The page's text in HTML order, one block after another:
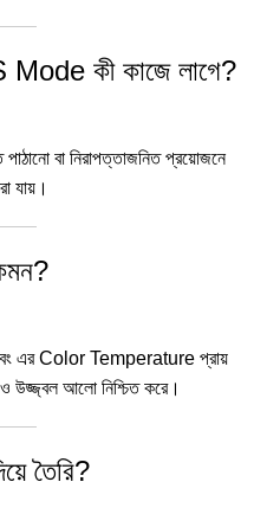
কী কাজে লাগে?
বা নিরাপত্তাজনিত প্রয়োজনে
যায়।
এর Color Temperature প্রায়
ও উজ্জ্বল আলো নিশ্চিত করে।
তৈরি?